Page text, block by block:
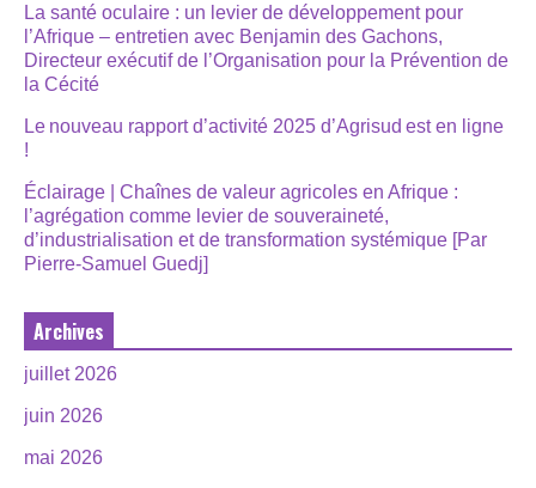
La santé oculaire : un levier de développement pour
l’Afrique – entretien avec Benjamin des Gachons,
Directeur exécutif de l’Organisation pour la Prévention de
la Cécité
Le nouveau rapport d’activité 2025 d’Agrisud est en ligne
!
Éclairage | Chaînes de valeur agricoles en Afrique :
l’agrégation comme levier de souveraineté,
d’industrialisation et de transformation systémique [Par
Pierre-Samuel Guedj]
Archives
juillet 2026
juin 2026
mai 2026